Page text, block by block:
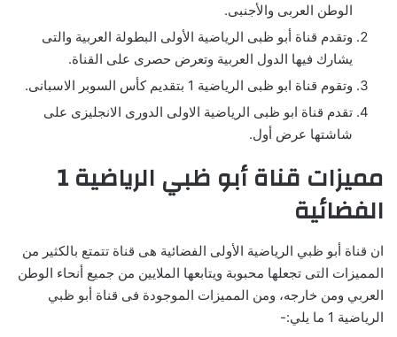
الوطن العربى والأجنبى.
وتقدم قناة أبو ظبى الرياضية الأولى البطولة العربية والتى
يشارك فيها الدول العربية وتعرض حصرى على القناة.
وتقوم قناة ابو ظبى الرياضية 1 بتقديم كأس السوبر الاسبانى.
تقدم قناة ابو ظبى الرياضية الاولى الدورى الانجليزى على
شاشتها عرض أول.
مميزات قناة أبو ظبي الرياضية 1
الفضائية
ان قناة أبو ظبي الرياضية الأولى الفضائية هى قناة تتمتع بالكثير من
المميزات التى تجعلها محبوبة ويتابعها الملايين من جميع أنحاء الوطن
العربي ومن خارجه، ومن المميزات الموجودة فى قناة أبو ظبي
الرياضية 1 ما يلي:-